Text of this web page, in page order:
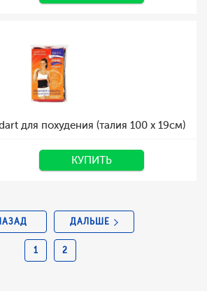
для похудения (талия 100 х 19см)
КУПИТЬ
1 2
ДАЛЬШЕ